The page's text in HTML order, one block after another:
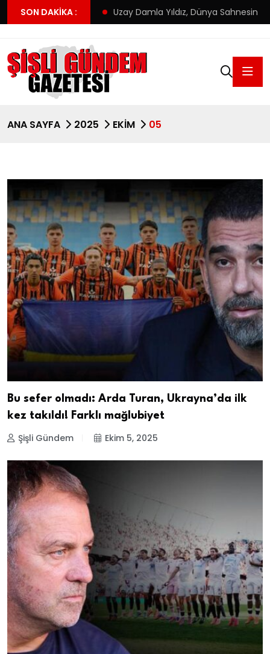
SON DAKIKA :
adresi Uzay Damla Yıldız, Dünya Sahnesinde Türkiye’yi
ANA SAYFA 2025 EKIM 05
Bu sefer olmadı: Arda Turan, Ukrayna’da ilk
kez takıldı! Farklı mağlubiyet
Şişli Gündem Ekim 5, 2025